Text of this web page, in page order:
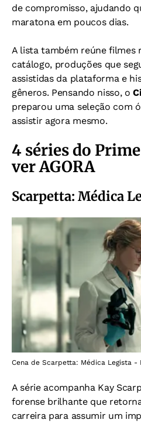
de compromisso, ajudando
maratona em poucos dias.
A lista também reúne filmes
catálogo, produções que
assistidas da plataforma e
gêneros. Pensando nisso, o
preparou uma seleção com
assistir agora mesmo.
4 séries do
ver AGORA
Scarpetta: Médica
Cena de Scarpetta: Médica Legista -
A série acompanha Kay
forense brilhante que
carreira para assumir um